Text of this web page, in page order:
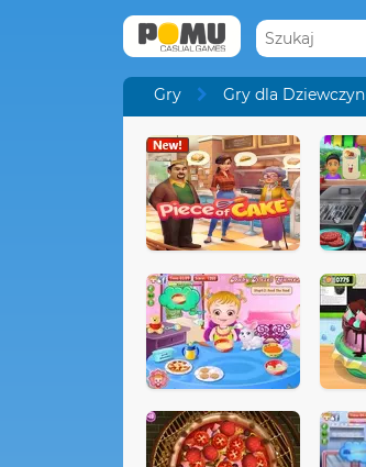
Gry Gry dla Dziewczyn